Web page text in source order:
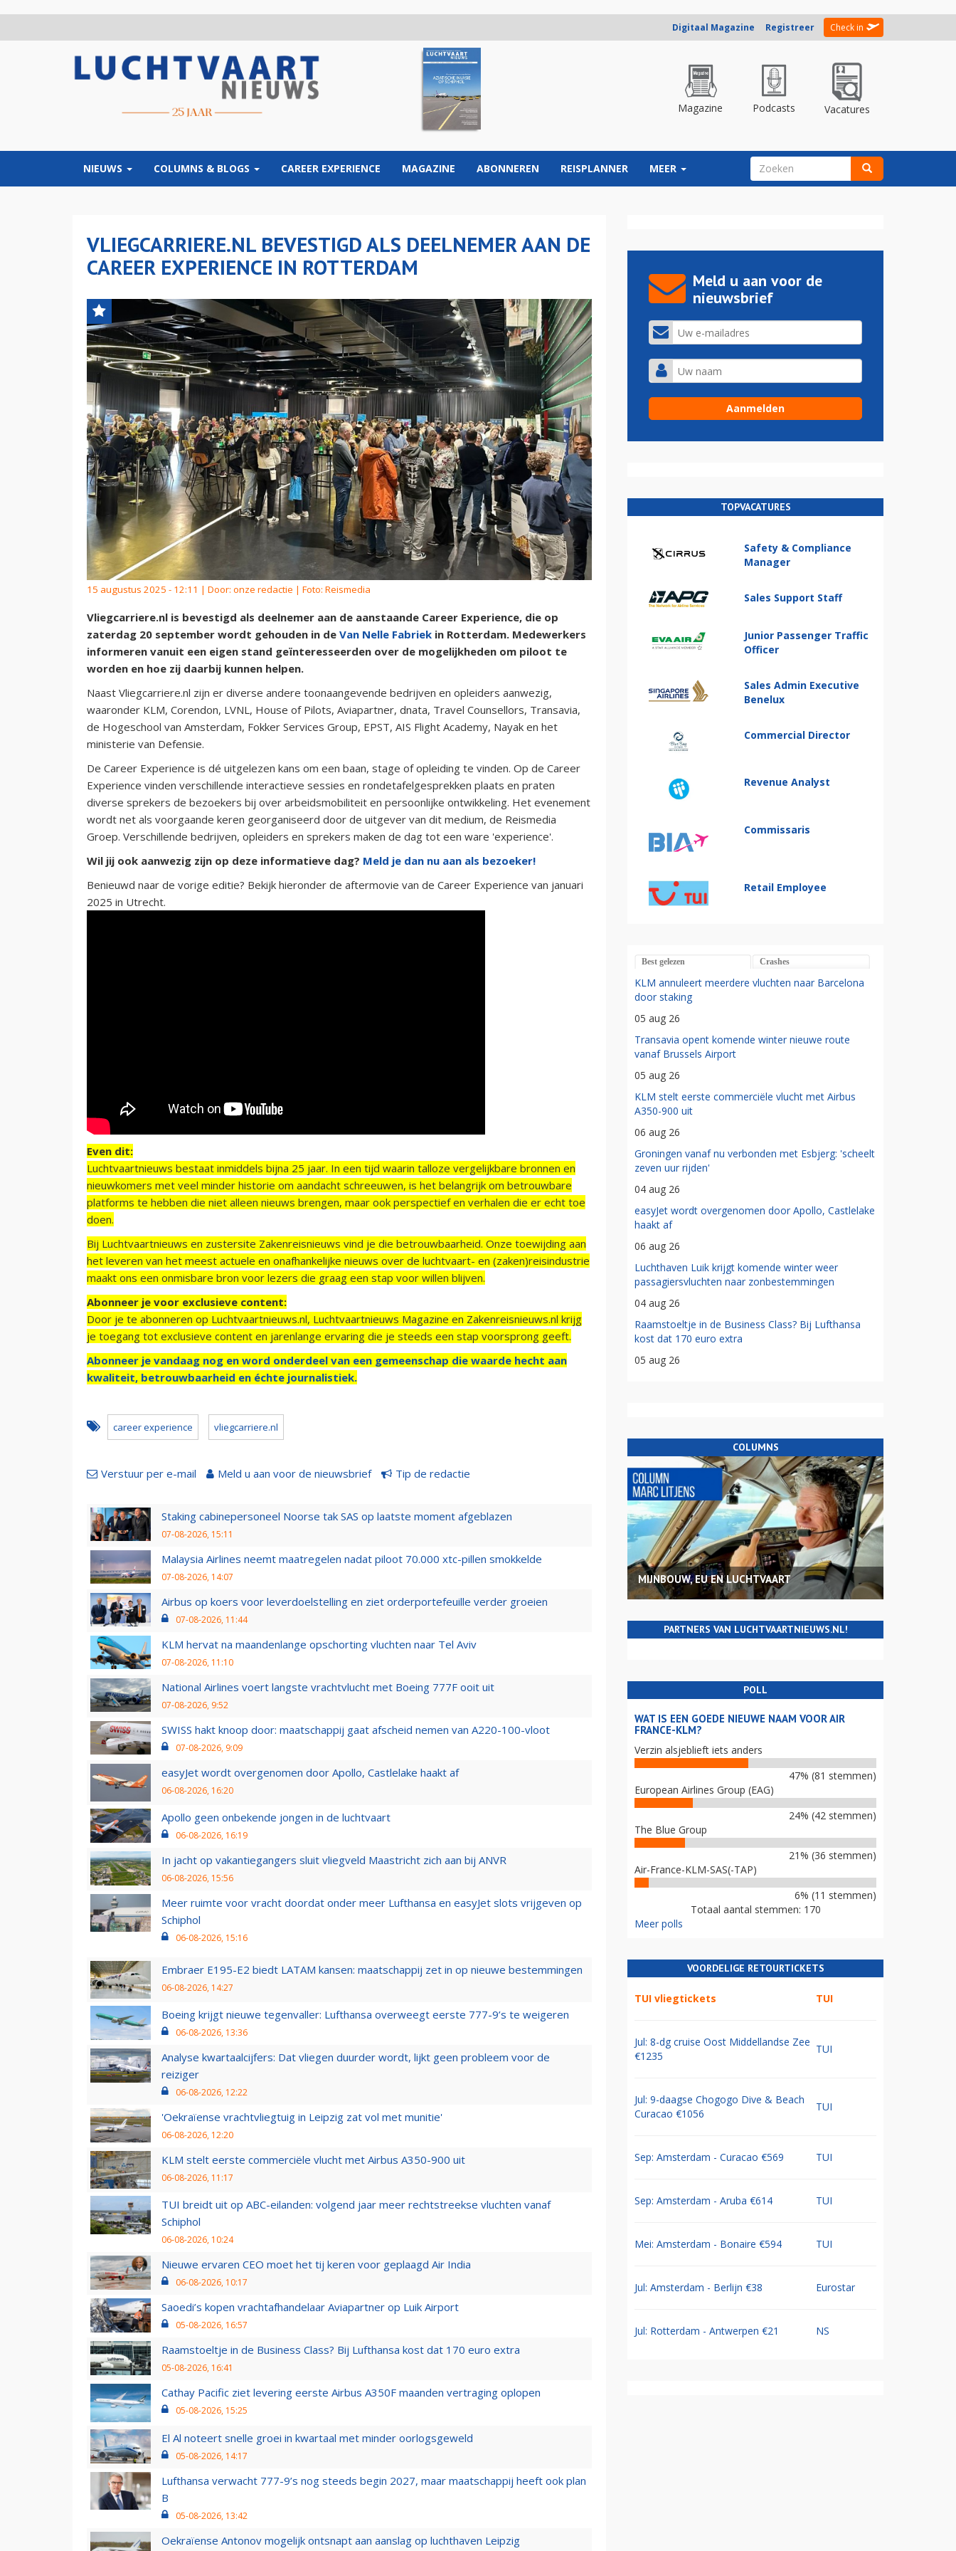
Digitaal Magazine Registreer Check in
Magazine Podcasts Vacatures
NIEUWS COLUMNS & BLOGS CAREER EXPERIENCE MAGAZINE ABONNEREN REISPLANNER MEER ZOEKVELD
VLIEGCARRIERE.NL BEVESTIGD ALS DEELNEMER AAN DE
CAREER EXPERIENCE IN ROTTERDAM
15 augustus 2025 - 12:11 | Door: onze redactie | Foto: Reismedia
Vliegcarriere.nl is bevestigd als deelnemer aan de aanstaande Career Experience, die op
zaterdag 20 september wordt gehouden in de Van Nelle Fabriek in Rotterdam. Medewerkers
informeren vanuit een eigen stand geïnteresseerden over de mogelijkheden om piloot te
worden en hoe zij daarbij kunnen helpen.
Naast Vliegcarriere.nl zijn er diverse andere toonaangevende bedrijven en opleiders aanwezig,
waaronder KLM, Corendon, LVNL, House of Pilots, Aviapartner, dnata, Travel Counsellors, Transavia,
de Hogeschool van Amsterdam, Fokker Services Group, EPST, AIS Flight Academy, Nayak en het
ministerie van Defensie.
De Career Experience is dé uitgelezen kans om een baan, stage of opleiding te vinden. Op de Career
Experience vinden verschillende interactieve sessies en rondetafelgesprekken plaats en praten
diverse sprekers de bezoekers bij over arbeidsmobiliteit en persoonlijke ontwikkeling. Het evenement
wordt net als voorgaande keren georganiseerd door de uitgever van dit medium, de Reismedia
Groep. Verschillende bedrijven, opleiders en sprekers maken de dag tot een ware 'experience'.
Wil jij ook aanwezig zijn op deze informatieve dag? Meld je dan nu aan als bezoeker!
Benieuwd naar de vorige editie? Bekijk hieronder de aftermovie van de Career Experience van januari
2025 in Utrecht.
Even dit:
Luchtvaartnieuws bestaat inmiddels bijna 25 jaar. In een tijd waarin talloze vergelijkbare bronnen en
nieuwkomers met veel minder historie om aandacht schreeuwen, is het belangrijk om betrouwbare
platforms te hebben die niet alleen nieuws brengen, maar ook perspectief en verhalen die er echt toe
doen.
Bij Luchtvaartnieuws en zustersite Zakenreisnieuws vind je die betrouwbaarheid. Onze toewijding aan
het leveren van het meest actuele en onafhankelijke nieuws over de luchtvaart- en (zaken)reisindustrie
maakt ons een onmisbare bron voor lezers die graag een stap voor willen blijven.
Abonneer je voor exclusieve content:
Door je te abonneren op Luchtvaartnieuws.nl, Luchtvaartnieuws Magazine en Zakenreisnieuws.nl krijg
je toegang tot exclusieve content en jarenlange ervaring die je steeds een stap voorsprong geeft.
Abonneer je vandaag nog en word onderdeel van een gemeenschap die waarde hecht aan
kwaliteit, betrouwbaarheid en échte journalistiek.
career experience vliegcarriere.nl
Verstuur per e-mail Meld u aan voor de nieuwsbrief Tip de redactie
Staking cabinepersoneel Noorse tak SAS op laatste moment afgeblazen
07-08-2026, 15:11
Malaysia Airlines neemt maatregelen nadat piloot 70.000 xtc-pillen smokkelde
07-08-2026, 14:07
Airbus op koers voor leverdoelstelling en ziet orderportefeuille verder groeien
07-08-2026, 11:44
KLM hervat na maandenlange opschorting vluchten naar Tel Aviv
07-08-2026, 11:10
National Airlines voert langste vrachtvlucht met Boeing 777F ooit uit
07-08-2026, 9:52
SWISS hakt knoop door: maatschappij gaat afscheid nemen van A220-100-vloot
07-08-2026, 9:09
easyJet wordt overgenomen door Apollo, Castlelake haakt af
06-08-2026, 16:20
Apollo geen onbekende jongen in de luchtvaart
06-08-2026, 16:19
In jacht op vakantiegangers sluit vliegveld Maastricht zich aan bij ANVR
06-08-2026, 15:56
Meer ruimte voor vracht doordat onder meer Lufthansa en easyJet slots vrijgeven op
Schiphol
06-08-2026, 15:16
Embraer E195-E2 biedt LATAM kansen: maatschappij zet in op nieuwe bestemmingen
06-08-2026, 14:27
Boeing krijgt nieuwe tegenvaller: Lufthansa overweegt eerste 777-9’s te weigeren
06-08-2026, 13:36
Analyse kwartaalcijfers: Dat vliegen duurder wordt, lijkt geen probleem voor de
reiziger
06-08-2026, 12:22
'Oekraïense vrachtvliegtuig in Leipzig zat vol met munitie'
06-08-2026, 12:20
KLM stelt eerste commerciële vlucht met Airbus A350-900 uit
06-08-2026, 11:17
TUI breidt uit op ABC-eilanden: volgend jaar meer rechtstreekse vluchten vanaf
Schiphol
06-08-2026, 10:24
Nieuwe ervaren CEO moet het tij keren voor geplaagd Air India
06-08-2026, 10:17
Saoedi’s kopen vrachtafhandelaar Aviapartner op Luik Airport
05-08-2026, 16:57
Raamstoeltje in de Business Class? Bij Lufthansa kost dat 170 euro extra
05-08-2026, 16:41
Cathay Pacific ziet levering eerste Airbus A350F maanden vertraging oplopen
05-08-2026, 15:25
El Al noteert snelle groei in kwartaal met minder oorlogsgeweld
05-08-2026, 14:17
Lufthansa verwacht 777-9’s nog steeds begin 2027, maar maatschappij heeft ook plan
B
05-08-2026, 13:42
Oekraïense Antonov mogelijk ontsnapt aan aanslag op luchthaven Leipzig
Meld u aan voor de
nieuwsbrief
TOPVACATURES
Safety & Compliance
Manager
Sales Support Staff
Junior Passenger Traffic
Officer
Sales Admin Executive
Benelux
Commercial Director
Revenue Analyst
Commissaris
Retail Employee
Best gelezen Crashes
KLM annuleert meerdere vluchten naar Barcelona
door staking
05 aug 26
Transavia opent komende winter nieuwe route
vanaf Brussels Airport
05 aug 26
KLM stelt eerste commerciële vlucht met Airbus
A350-900 uit
06 aug 26
Groningen vanaf nu verbonden met Esbjerg: 'scheelt
zeven uur rijden'
04 aug 26
easyJet wordt overgenomen door Apollo, Castlelake
haakt af
06 aug 26
Luchthaven Luik krijgt komende winter weer
passagiersvluchten naar zonbestemmingen
04 aug 26
Raamstoeltje in de Business Class? Bij Lufthansa
kost dat 170 euro extra
05 aug 26
COLUMNS
MIJNBOUW, EU EN LUCHTVAART
PARTNERS VAN LUCHTVAARTNIEUWS.NL!
POLL
WAT IS EEN GOEDE NIEUWE NAAM VOOR AIR
FRANCE-KLM?
Verzin alsjeblieft iets anders
47% (81 stemmen)
European Airlines Group (EAG)
24% (42 stemmen)
The Blue Group
21% (36 stemmen)
Air-France-KLM-SAS(-TAP)
6% (11 stemmen)
Totaal aantal stemmen: 170
Meer polls
VOORDELIGE RETOURTICKETS
TUI vliegtickets TUI
Jul: 8-dg cruise Oost Middellandse Zee
€1235
TUI
Jul: 9-daagse Chogogo Dive & Beach
Curacao €1056
TUI
Sep: Amsterdam - Curacao €569 TUI
Sep: Amsterdam - Aruba €614 TUI
Mei: Amsterdam - Bonaire €594 TUI
Jul: Amsterdam - Berlijn €38 Eurostar
Jul: Rotterdam - Antwerpen €21 NS